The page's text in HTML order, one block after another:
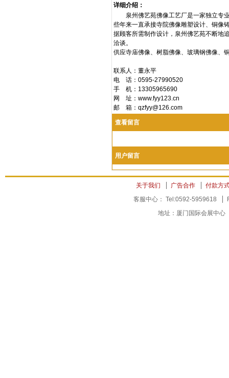
详细介绍：
泉州佛艺苑佛像工艺厂是一家独立专业
些年来一直承接寺院佛像雕塑设计、铜像
据顾客所需制作设计，泉州佛艺苑不断地
洽谈。
供应寺庙佛像、树脂佛像、玻璃钢佛像、
联系人：董永平
电 话：0595-27990520
手 机：13305965690
网 址：www.fyy123.cn
邮 箱： qzfyy@126.com
查看留言
用户留言
关于我们 广告合作
付款方
客服中心： Tel:0592-5959618
地址：厦门国际会展中心